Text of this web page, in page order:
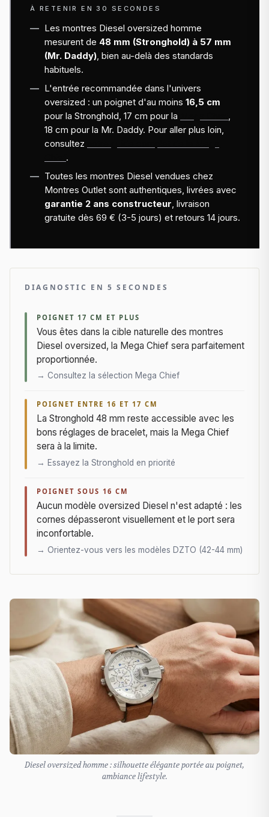
À RETENIR EN 30 SECONDES
Les montres Diesel oversized homme
mesurent de 48 mm (Stronghold) à 57 mm
(Mr. Daddy), bien au-delà des standards
habituels.
L'entrée recommandée dans l'univers
oversized : un poignet d'au moins 16,5 cm
pour la Stronghold, 17 cm pour la
,
18 cm pour la Mr. Daddy. Pour aller plus loin,
consultez
.
Toutes les montres Diesel vendues chez
Montres Outlet sont authentiques, livrées avec
garantie 2 ans constructeur, livraison
gratuite dès 69 € (3-5 jours) et retours 14 jours.
DIAGNOSTIC EN 5 SECONDES
POIGNET 17 CM ET PLUS
Vous êtes dans la cible naturelle des montres
Diesel oversized, la Mega Chief sera parfaitement
proportionnée.
→ Consultez la sélection Mega Chief
POIGNET ENTRE 16 ET 17 CM
La Stronghold 48 mm reste accessible avec les
bons réglages de bracelet, mais la Mega Chief
sera à la limite.
→ Essayez la Stronghold en priorité
POIGNET SOUS 16 CM
Aucun modèle oversized Diesel n'est adapté : les
cornes dépasseront visuellement et le port sera
inconfortable.
→ Orientez-vous vers les modèles DZTO (42-44 mm)
Diesel oversized homme : silhouette élégante portée au poignet,
ambiance lifestyle.